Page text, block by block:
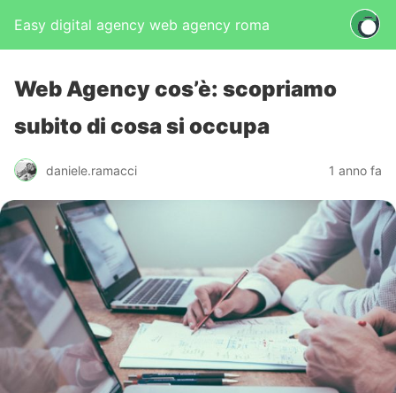
Easy digital agency web agency roma
Web Agency cos’è: scopriamo
subito di cosa si occupa
daniele.ramacci 1 anno fa